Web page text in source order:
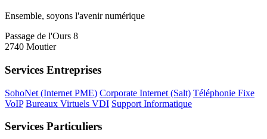
Ensemble, soyons l'avenir numérique
Passage de l'Ours 8
2740 Moutier
Services Entreprises
SohoNet (Internet PME) Corporate Internet (Salt) Téléphonie Fixe
VoIP Bureaux Virtuels VDI Support Informatique
Services Particuliers